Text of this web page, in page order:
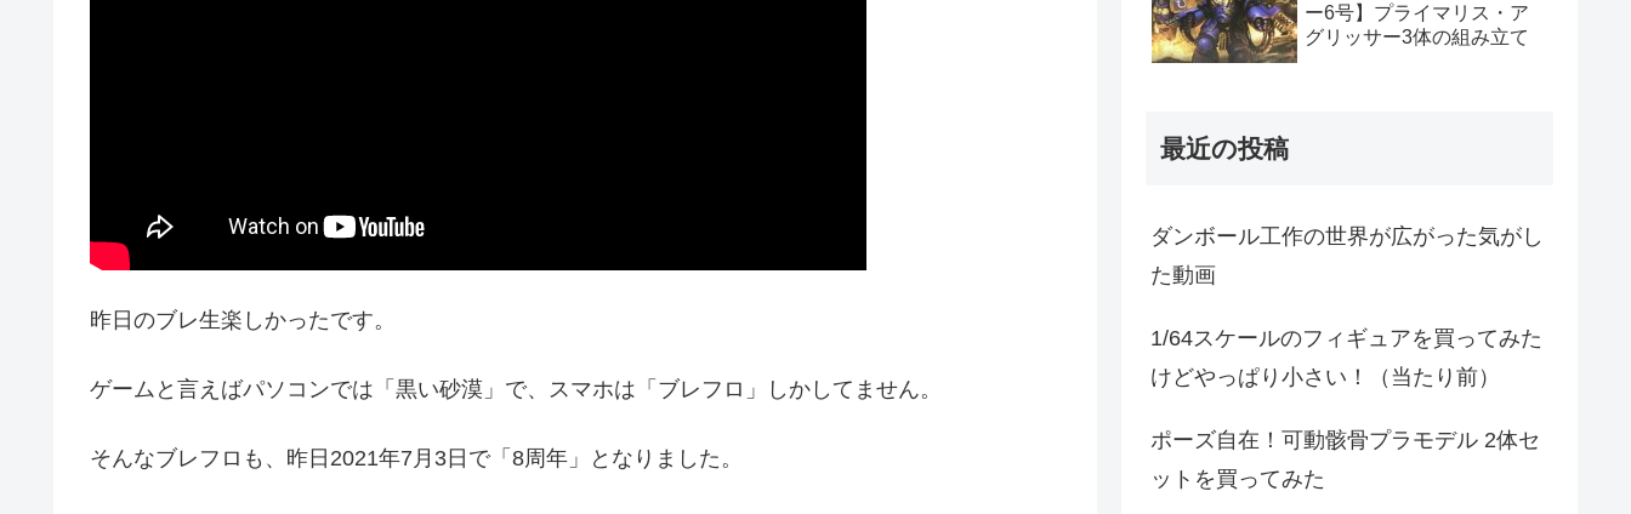
昨日のブレ生楽しかったです。
ゲームと言えばパソコンでは「黒い砂漠」で、スマホは「ブレフロ」しかしてません。
そんなブレフロも、昨日2021年7月3日で「8周年」となりました。
ー6号】プライマリス・ア
グリッサー3体の組み立て
最近の投稿
ダンボール工作の世界が広がった気がし
た動画
1/64スケールのフィギュアを買ってみた
けどやっぱり小さい！（当たり前）
ポーズ自在！可動骸骨プラモデル 2体セ
ットを買ってみた